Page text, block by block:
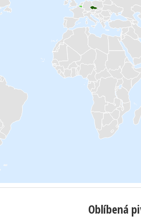
Oblíbená